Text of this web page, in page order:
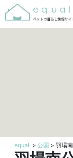
equall > 公園 > 羽場